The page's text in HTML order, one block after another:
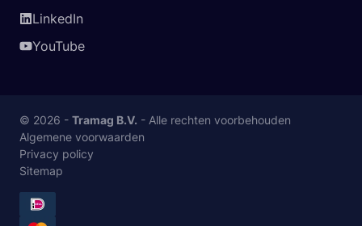
LinkedIn
YouTube
© 2026 - Tramag B.V. - Alle rechten voorbehouden
Algemene voorwaarden
Privacy policy
Sitemap